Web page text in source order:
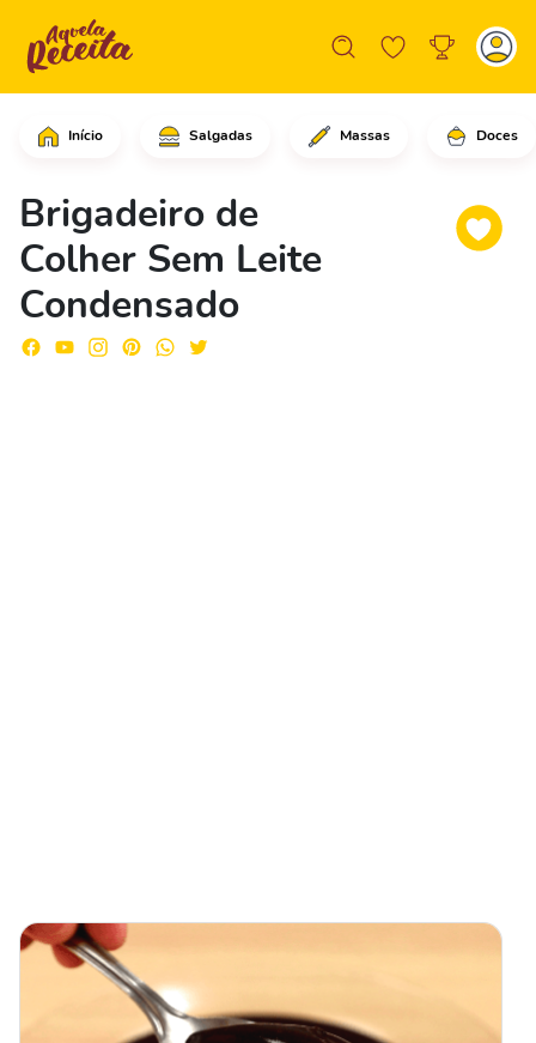
Início Salgadas Massas Doces
Brigadeiro de
Colher Sem Leite
Condensado
Coloque o leite em uma panela e